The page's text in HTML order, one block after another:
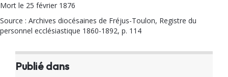
Mort le 25 février 1876
Source : Archives diocésaines de Fréjus-Toulon, Registre du
personnel ecclésiastique 1860-1892, p. 114
Publié dans